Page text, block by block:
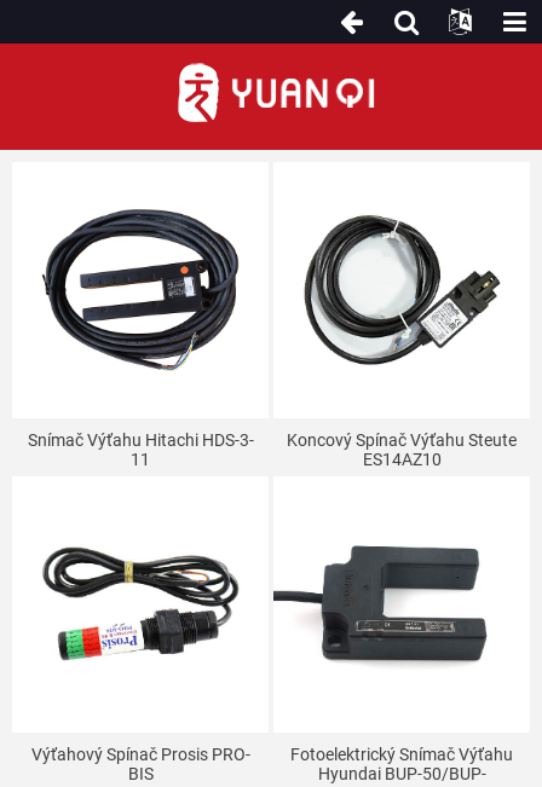
Snímač Výťahu Hitachi HDS-3-
11
Koncový Spínač Výťahu Steute
ES14AZ10
Výťahový Spínač Prosis PRO-
BIS
Fotoelektrický Snímač Výťahu
Hyundai BUP-50/BUP-